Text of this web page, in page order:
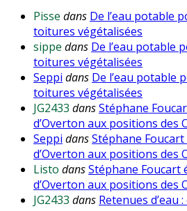
Pisse dans De l’eau potable
toitures végétalisées
sippe dans De l’eau potable
toitures végétalisées
Seppi dans De l’eau potable
toitures végétalisées
JG2433 dansStéphane
d’Overton aux positions des
Seppi dansStéphane
d’Overton aux positions des
Listo dansStéphane Foucart
d’Overton aux positions des
JG2433 dans Retenues d’eau